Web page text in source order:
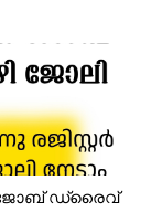
ജോബ് ഡ്രൈവ്